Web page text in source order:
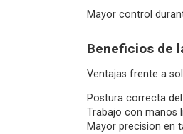
Mayor control
Beneficios de
Ventajas frente a
Postura correcta
Trabajo con manos
Mayor precision en